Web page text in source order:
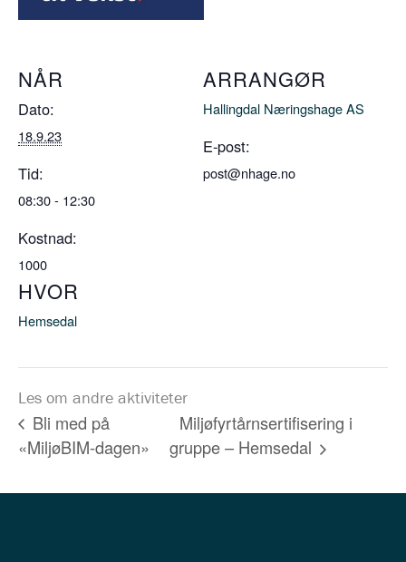
NÅR
Dato:
18.9.23
Tid:
08:30 - 12:30
Kostnad:
1000
HVOR
Hemsedal
ARRANGØR
Hallingdal Næringshage AS
E-post:
post@nhage.no
Les om andre aktiviteter
Bli med på
«MiljøBIM-dagen»
Miljøfyrtårnsertifisering i
gruppe – Hemsedal